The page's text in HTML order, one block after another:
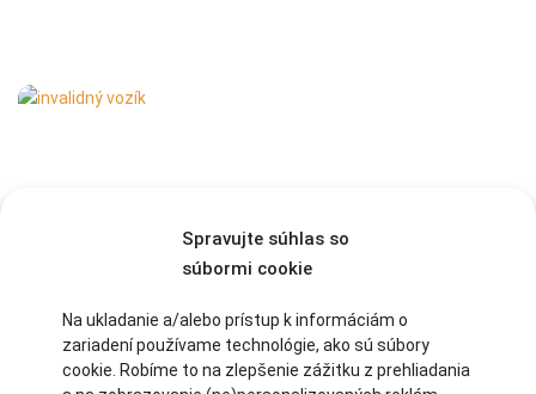
Spravujte súhlas so
súbormi cookie
Na ukladanie a/alebo prístup k informáciám o
zariadení používame technológie, ako sú súbory
cookie. Robíme to na zlepšenie zážitku z prehliadania